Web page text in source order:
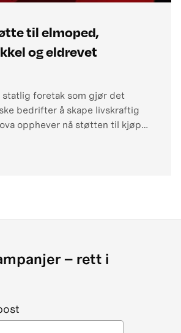
til elmoped,
og eldrevet
statlig foretak som gjør det
bedrifter å skape livskraftig
opphever nå støtten til kjøp
på
– rett i